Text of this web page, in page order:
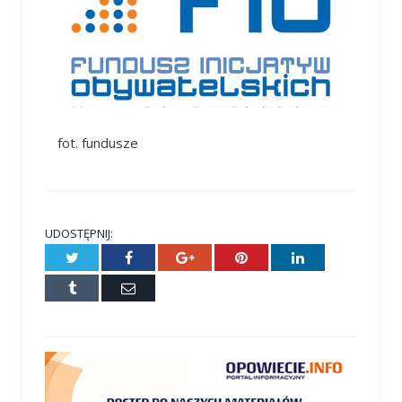
fot. fundusze
UDOSTĘPNIJ:
Twitter Facebook Google+ Pinterest LinkedIn
Tumblr
E-